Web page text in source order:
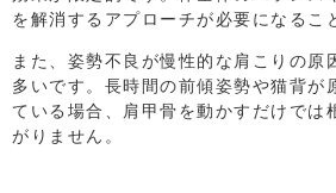
を解消するアプローチが必要になるこ
また、姿勢不良が慢性的な肩こりの原
多いです。長時間の前傾姿勢や猫背が
ている場合、肩甲骨を動かすだけでは
がりません。